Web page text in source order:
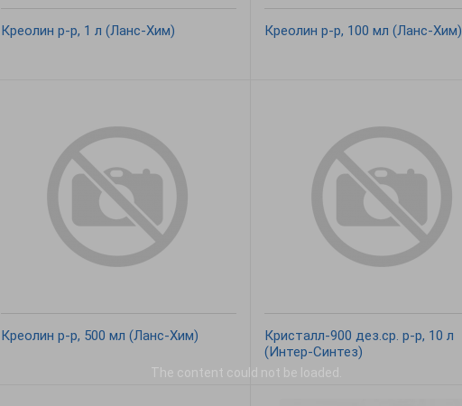
The content could not be loaded.
Креолин р-р, 1 л (Ланс-Хим) Креолин р-р, 100 мл (Ланс-Хим)
Креолин р-р, 500 мл (Ланс-Хим)
Кристалл-900 дез.ср. р-р, 10 л
(Интер-Синтез)